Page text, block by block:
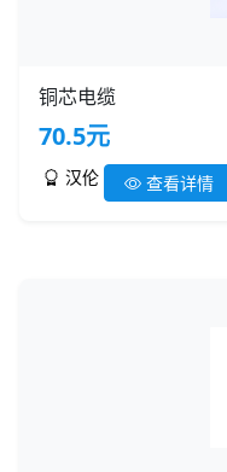
铜芯电缆
70.5元
汉伦 查看详情